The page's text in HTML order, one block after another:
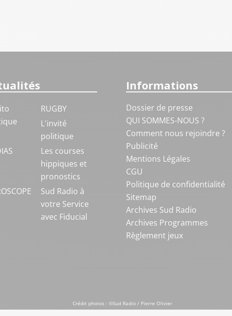
RUGBY
L'invité
politique
Les courses
hippiques et
pronostics
Sud Radio à
votre Service
avec Fiducial
Informations
Dossier de presse
QUI SOMMES-NOUS ?
Comment nous rejoindre ?
Publicité
Mentions Légales
CGU
Politique de confidentialité
Sitemap
Archives Sud Radio
Archives Programmes
Règlement jeux
Crédit photos : ©Sud Radio / Pierre Olivier